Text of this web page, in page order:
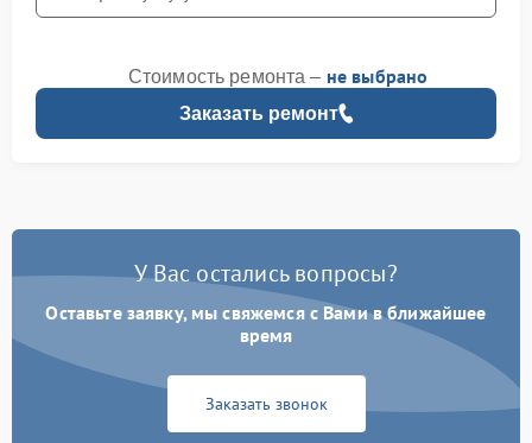
Заказать ремонт
Стоимость ремонта – не выбрано
У Вас остались вопросы?
Оставьте заявку, мы свяжемся с Вами в ближайшее
время
Заказать звонок